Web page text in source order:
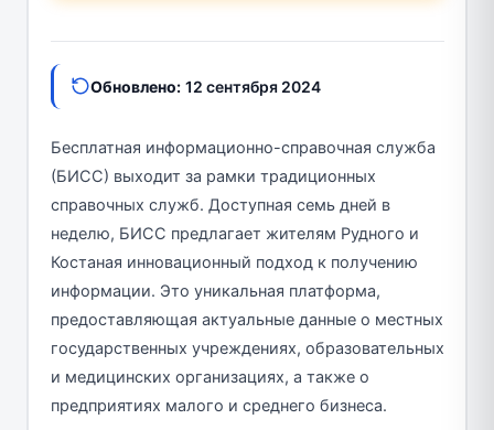
Обновлено: 12 сентября 2024
Бесплатная информационно-справочная служба
(БИСС) выходит за рамки традиционных
справочных служб. Доступная семь дней в
неделю, БИСС предлагает жителям Рудного и
Костаная инновационный подход к получению
информации. Это уникальная платформа,
предоставляющая актуальные данные о местных
государственных учреждениях, образовательных
и медицинских организациях, а также о
предприятиях малого и среднего бизнеса.